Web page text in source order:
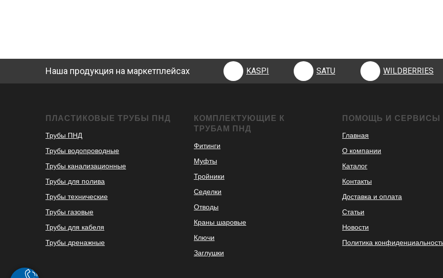
Наша продукция на маркетплейсах KASPI SATU WILDBERRIES
ПЛАСТИКОВЫЕ ТРУБЫ ПНД
Трубы ПНД
Трубы водопроводные
Трубы канализационные
Трубы для полива
Трубы технические
Трубы газовые
Трубы для кабеля
Трубы дренажные
КОМПЛЕКТУЮЩИЕ К
ТРУБАМ ПНД
Фитинги
Муфты
Тройники
Седелки
Отводы
Краны шаровые
Ключи
Заглушки
ПОМОЩЬ И СЕРВИСЫ
Главная
О компании
Каталог
Контакты
Доставка и оплата
Статьи
Новости
Политика